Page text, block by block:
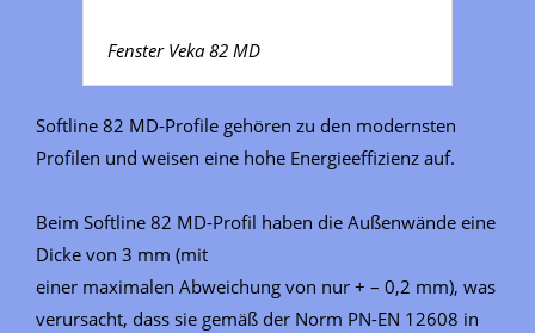
Fenster Veka 82 MD
Softline 82 MD-Profile gehören zu den modernsten
Profilen und weisen eine hohe Energieeffizienz auf.
Beim Softline 82 MD-Profil haben die Außenwände eine
Dicke von 3 mm (mit
einer maximalen Abweichung von nur + – 0,2 mm), was
verursacht, dass sie gemäß der Norm PN-EN 12608 in